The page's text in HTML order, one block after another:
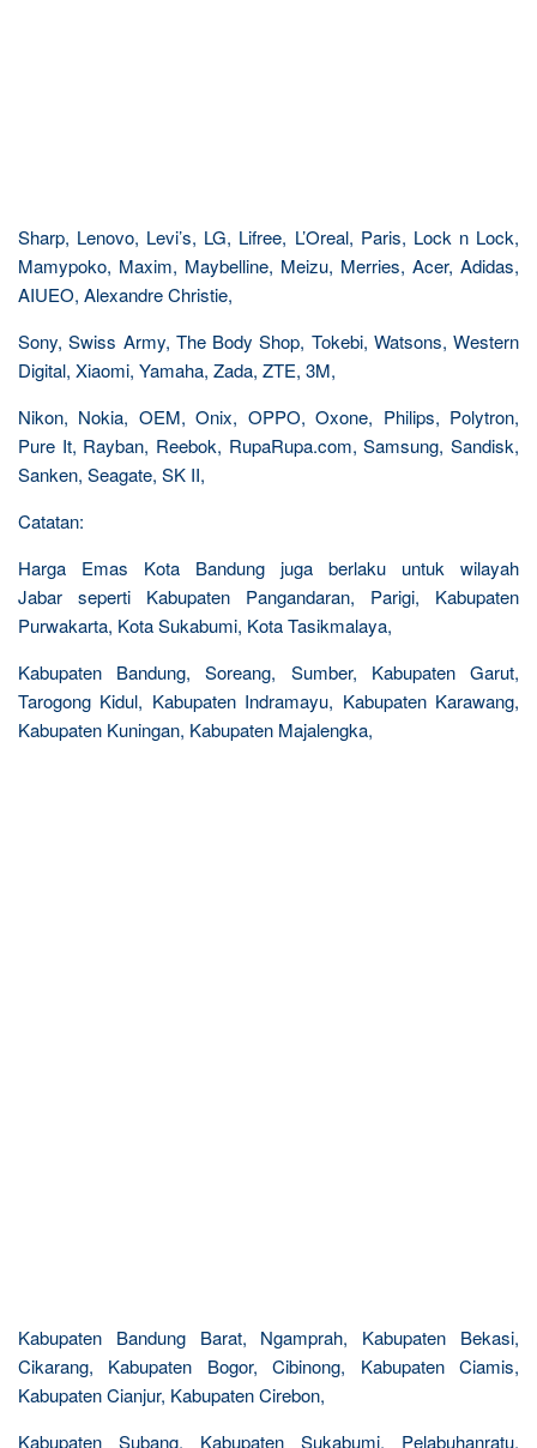
Sharp, Lenovo, Levi’s, LG, Lifree, L’Oreal, Paris, Lock n Lock,
Mamypoko, Maxim, Maybelline, Meizu, Merries, Acer, Adidas,
AIUEO, Alexandre Christie,
Sony, Swiss Army, The Body Shop, Tokebi, Watsons, Western
Digital, Xiaomi, Yamaha, Zada, ZTE, 3M,
Nikon, Nokia, OEM, Onix, OPPO, Oxone, Philips, Polytron,
Pure It, Rayban, Reebok, RupaRupa.com, Samsung, Sandisk,
Sanken, Seagate, SK II,
Catatan:
Harga Emas Kota Bandung juga berlaku untuk wilayah
Jabar seperti Kabupaten Pangandaran, Parigi, Kabupaten
Purwakarta, Kota Sukabumi, Kota Tasikmalaya,
Kabupaten Bandung, Soreang, Sumber, Kabupaten Garut,
Tarogong Kidul, Kabupaten Indramayu, Kabupaten Karawang,
Kabupaten Kuningan, Kabupaten Majalengka,
Kabupaten Bandung Barat, Ngamprah, Kabupaten Bekasi,
Cikarang, Kabupaten Bogor, Cibinong, Kabupaten Ciamis,
Kabupaten Cianjur, Kabupaten Cirebon,
Kabupaten Subang, Kabupaten Sukabumi, Pelabuhanratu,